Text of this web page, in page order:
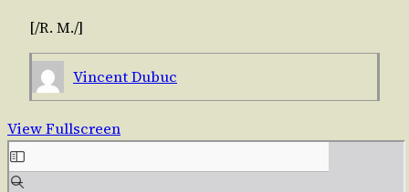
[/​R. M./]
Vincent Dubuc
View Fullscreen